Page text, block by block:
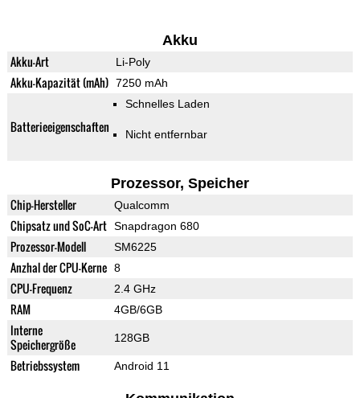
Akku
Akku-Art Li-Poly
Akku-Kapazität (mAh) 7250 mAh
Batterieeigenschaften
Schnelles Laden
Nicht entfernbar
Prozessor, Speicher
Chip-Hersteller Qualcomm
Chipsatz und SoC-Art Snapdragon 680
Prozessor-Modell SM6225
Anzhal der CPU-Kerne 8
CPU-Frequenz 2.4 GHz
RAM 4GB/6GB
Interne
Speichergröße
128GB
Betriebssystem Android 11